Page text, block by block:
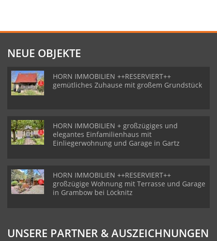
NEUE OBJEKTE
HORN IMMOBILIEN ++RESERVIERT++
gemütliches Zuhause mit großem Grundstück
HORN IMMOBILIEN + großzügiges und
elegantes Einfamilienhaus mit
Einliegerwohnung und Garage in Gartz
HORN IMMOBILIEN ++RESERVIERT++
großzügige Wohnung mit Terrasse und Garage
in Grambow bei Löcknitz
UNSERE PARTNER & AUSZEICHNUNGEN